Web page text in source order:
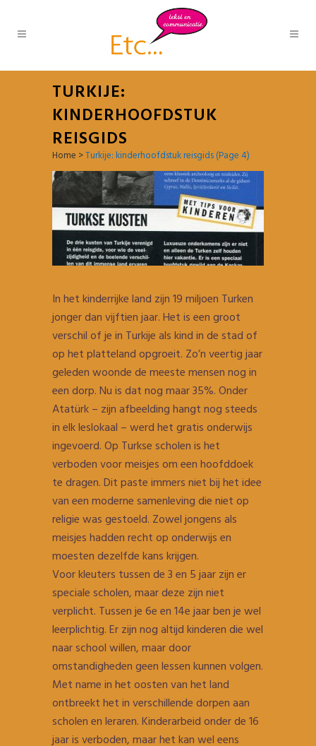
TURKIJE:
KINDERHOOFDSTUK
REISGIDS
Home >Turkije: kinderhoofdstuk reisgids(Page 4)
In het kinderrijke land zijn 19 miljoen Turken
jonger dan vijftien jaar. Het is een groot
verschil of je in Turkije als kind in de stad of
op het platteland opgroeit. Zo’n veertig jaar
geleden woonde de meeste mensen nog in
een dorp. Nu is dat nog maar 35%. Onder
Atatürk – zijn afbeelding hangt nog steeds
in elk leslokaal – werd het gratis onderwijs
ingevoerd. Op Turkse scholen is het
verboden voor meisjes om een hoofddoek
te dragen. Dit paste immers niet bij het idee
van een moderne samenleving die niet op
religie was gestoeld. Zowel jongens als
meisjes hadden recht op onderwijs en
moesten dezelfde kans krijgen.
Voor kleuters tussen de 3 en 5 jaar zijn er
speciale scholen, maar deze zijn niet
verplicht. Tussen je 6e en 14e jaar ben je wel
leerplichtig. Er zijn nog altijd kinderen die wel
naar school willen, maar door
omstandigheden geen lessen kunnen volgen.
Met name in het oosten van het land
ontbreekt het in verschillende dorpen aan
scholen en leraren. Kinderarbeid onder de 16
jaar is verboden, maar het kan wel eens